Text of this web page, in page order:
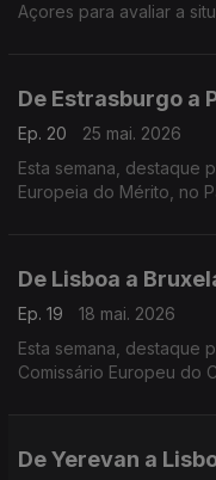
Açores para avaliar a
De Estrasburgo a
Ep. 20
25 mai. 2026
Esta semana, destaque
Europeia do Mérito, no
De Lisboa a
Ep. 19
18 mai. 2026
Esta semana, destaque
Comissário Europeu do
De Yerevan a